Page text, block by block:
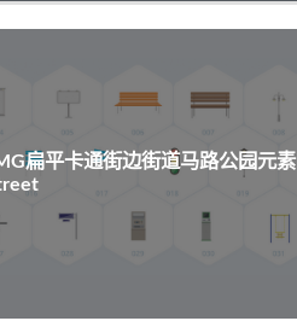
扁平卡通街边街道马路公园元